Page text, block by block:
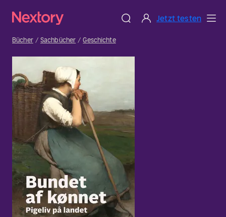
Jetzt testen
Bücher Sachbücher Geschichte